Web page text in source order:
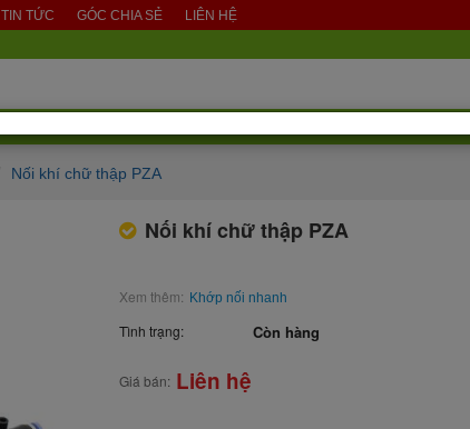
TIN TỨC GÓC CHIA SẺ LIÊN HỆ
Nối khí chữ thập PZA
Nối khí chữ thập PZA
Xem thêm: Khớp nối nhanh
Tình trạng: Còn hàng
Giá bán: Liên hệ